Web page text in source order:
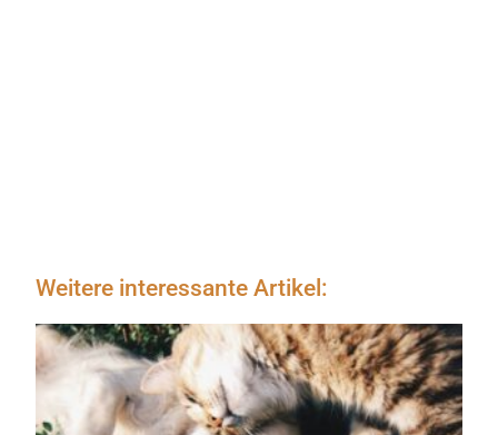
Weitere interessante Artikel: